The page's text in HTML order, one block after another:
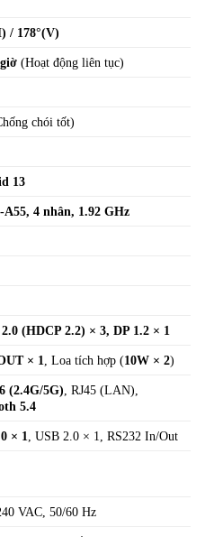
/ 178°(V)
(Hoạt động liên tục)
chói tốt)
13
A55, 4 nhân, 1.92 GHz
(HDCP 2.2) × 3, DP 1.2 × 1
× 1 , Loa tích hợp (10W × 2)
(2.4G/5G) , RJ45 (LAN),
5.4
× 1 , USB 2.0 × 1, RS232 In/Out
VAC, 50/60 Hz